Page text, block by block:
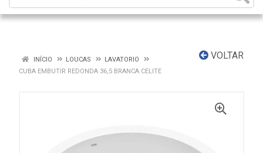
VOLTAR
INÍCIO LOUCAS
LAVATORIO
CUBA EMBUTIR REDONDA 36,5 BRANCA CELITE